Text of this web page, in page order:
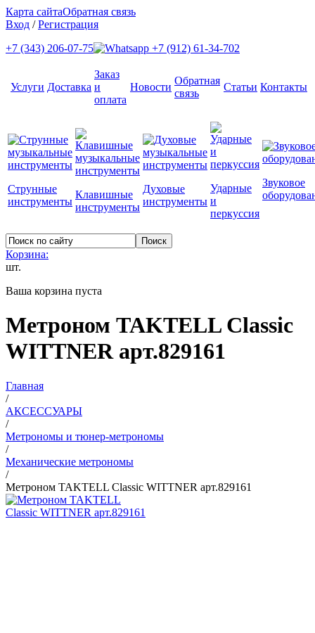
Карта сайтаОбратная связь
Вход /Регистрация
+7 (343) 206-07-75
+7 (912) 61-34-702
Услуги Доставка
Заказ
и
оплата
Новости
Обратная
связь
Статьи Контакты
Струнные
инструменты
Клавишные
инструменты
Духовые
инструменты
Ударные
и
перкуссия
Звуковое
Корзина:
шт.
Ваша корзина пуста
Метроном TAKTELL Classic
WITTNER арт.829161
Главная
/
АКСЕССУАРЫ
/
Метрономы и тюнер-метрономы
/
Механические метрономы
/
Метроном TAKTELL Classic WITTNER арт.829161